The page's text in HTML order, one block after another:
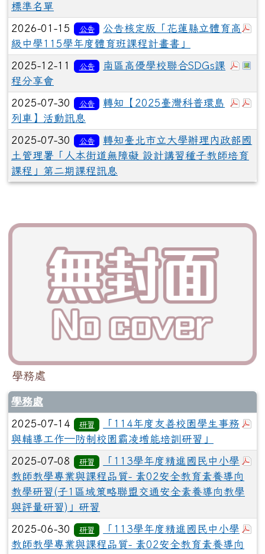
標準名單
2026-01-15 公告
公告核定版「花蓮縣立體育高
級中學115學年度體育班課程計畫書」
於
2025-12-11 公告
南區高優學校聯合SDGs課
程分享會
於
2025-07-30 公告
轉知【2025臺灣科普環島
列車】活動訊息
2025-07-30 公告
轉知臺北市立大學辦理內政部國
土管理署「人本街道無障礙 設計講習種子教師培育
課程」第二期課程訊息
學務處
學務處
2025-07-14 研習
「114年度友善校園學生事務
與輔導工作─防制校園霸凌增能培訓研習」
2025-07-08 研習
「113學年度精進國民中小學
教師教學專業與課程品質- 素02安全教育素養導向
教學研習(子1區域策略聯盟交通安全素養導向教學
與評量研習)」研習
2025-06-30 研習
「113學年度精進國民中小學
教師教學專業與課程品質- 素02安全教育素養導向